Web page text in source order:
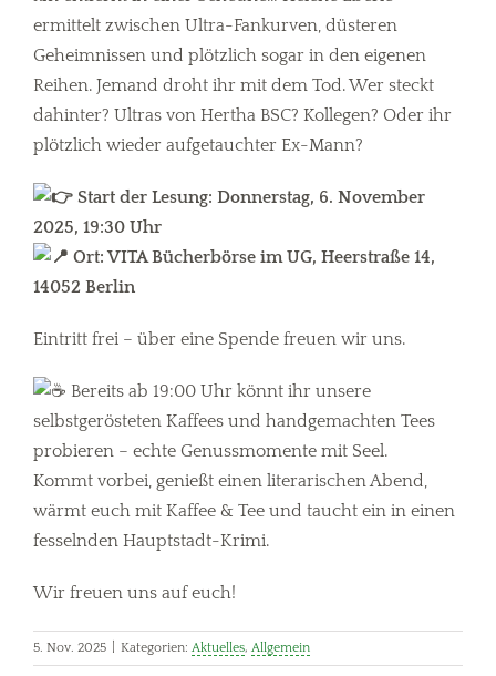
ermittelt zwischen Ultra-Fankurven, düsteren
Geheimnissen und plötzlich sogar in den eigenen
Reihen. Jemand droht ihr mit dem Tod. Wer steckt
dahinter? Ultras von Hertha BSC? Kollegen? Oder ihr
plötzlich wieder aufgetauchter Ex-Mann?
Start der Lesung: Donnerstag, 6. November
2025, 19:30 Uhr
Ort: VITA Bücherbörse im UG, Heerstraße 14,
14052 Berlin
Eintritt frei – über eine Spende freuen wir uns.
Bereits ab 19:00 Uhr könnt ihr unsere
selbstgerösteten Kaffees und handgemachten Tees
probieren – echte Genussmomente mit Seel.
Kommt vorbei, genießt einen literarischen Abend,
wärmt euch mit Kaffee & Tee und taucht ein in einen
fesselnden Hauptstadt-Krimi.
Wir freuen uns auf euch!
5. Nov. 2025 Kategorien: Aktuelles, Allgemein